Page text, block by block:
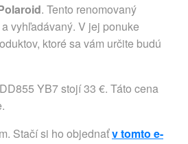
. Tento renomovaný
vyhľadávaný. V jej ponuke
ktoré sa vám určite budú
YB7 stojí 33 €. Táto cena
Stačí si ho objednaťv tomto e-